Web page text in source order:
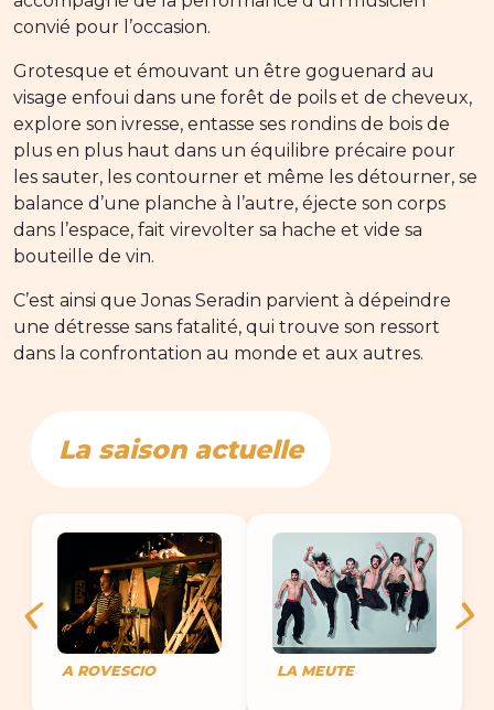
convié pour l’occasion.
Grotesque et émouvant un être goguenard au
visage enfoui dans une forêt de poils et de cheveux,
explore son ivresse, entasse ses rondins de bois de
plus en plus haut dans un équilibre précaire pour
les sauter, les contourner et même les détourner, se
balance d’une planche à l’autre, éjecte son corps
dans l’espace, fait virevolter sa hache et vide sa
bouteille de vin.
C’est ainsi que Jonas Seradin parvient à dépeindre
une détresse sans fatalité, qui trouve son ressort
dans la confrontation au monde et aux autres.
La saison actuelle
A ROVESCIO LA MEUTE